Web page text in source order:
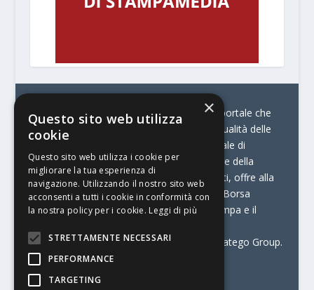
© Stratego Group –
stampamedia.net è il portale che
racconta le innovazioni tecnologiche e l’attualità delle
aziende di stampa e di converting. È il portale di
riferimento per chi opera in Italia nel settore della
comunicazione stampata. Oltre ai contenuti, offre alla
propria community diversi servizi come:
la Borsa
Lavoro, la Print Connection, i Big della Stampa e il
Stampamedia.net è una delle testate di Stratego Group.
Partita IVA07921450156
×
Questo sito web utilizza
cookie
Questo sito web utilizza i cookie per
migliorare la tua esperienza di
navigazione. Utilizzando il nostro sito web
acconsenti a tutti i cookie in conformità con
la nostra policy per i cookie. Leggi di più
STRETTAMENTE NECESSARI
PERFORMANCE
TARGETING